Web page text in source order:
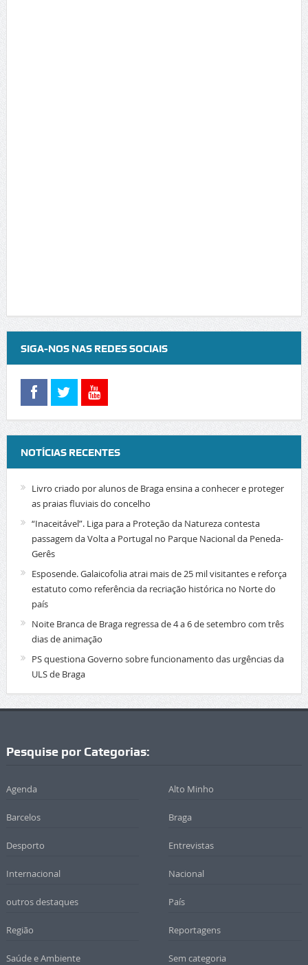
SIGA-NOS NAS REDES SOCIAIS
NOTÍCIAS RECENTES
Livro criado por alunos de Braga ensina a conhecer e proteger
as praias fluviais do concelho
“Inaceitável”. Liga para a Proteção da Natureza contesta
passagem da Volta a Portugal no Parque Nacional da Peneda-
Gerês
Esposende. Galaicofolia atrai mais de 25 mil visitantes e reforça
estatuto como referência da recriação histórica no Norte do
país
Noite Branca de Braga regressa de 4 a 6 de setembro com três
dias de animação
PS questiona Governo sobre funcionamento das urgências da
ULS de Braga
Pesquise por Categorias:
Agenda Alto Minho
Barcelos Braga
Desporto Entrevistas
Internacional Nacional
outros destaques País
Região Reportagens
Saúde e Ambiente Sem categoria